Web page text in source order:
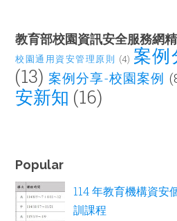
教育部校園資訊安全服務網
校園通用資安管理原則 (4) 案例
(13) 案例分享-校園案例
安新知 (16)
Popular
114 年教育機構資安
訓課程